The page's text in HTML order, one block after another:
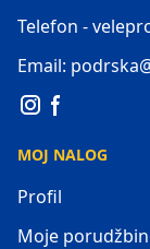
Telefon -
Email:
MOJ NALOG
Profil
Moje